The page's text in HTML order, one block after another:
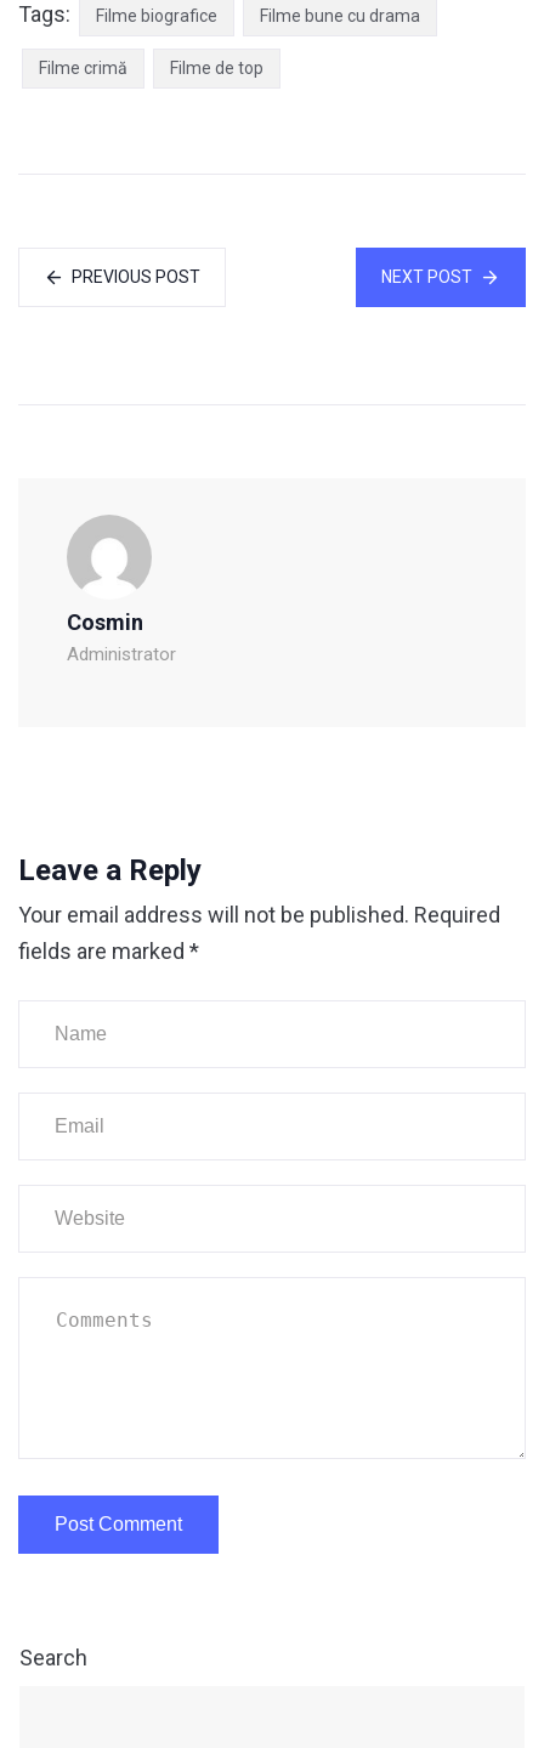
Tags: Filme biografice Filme bune cu drama
Filme crimă Filme de top
PREVIOUS POST NEXT POST
Cosmin
Administrator
Leave a Reply
Your email address will not be published. Required
fields are marked *
Search